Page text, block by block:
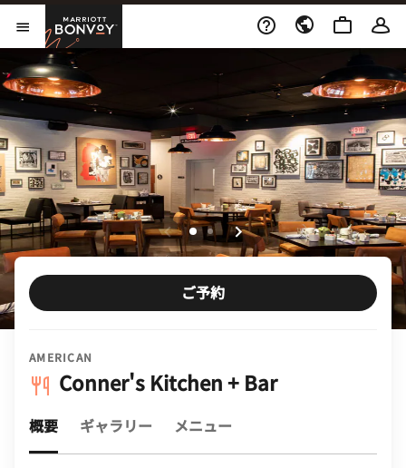
Skip to Content
メニューを開く
Marriott Bonvoy
AMERICAN
Conner's Kitchen + Bar
ご予約
概要 ギャラリー メニュー